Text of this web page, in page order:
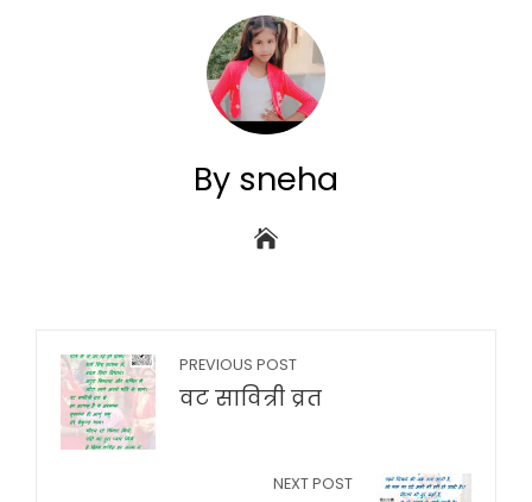
By sneha
PREVIOUS POST
वट सावित्री व्रत
NEXT POST